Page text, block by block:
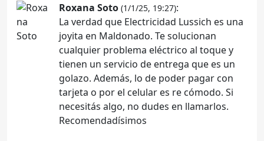
Roxana Soto (1/1/25, 19:27):
La verdad que Electricidad Lussich es una
joyita en Maldonado. Te solucionan
cualquier problema eléctrico al toque y
tienen un servicio de entrega que es un
golazo. Además, lo de poder pagar con
tarjeta o por el celular es re cómodo. Si
necesitás algo, no dudes en llamarlos.
Recomendadísimos